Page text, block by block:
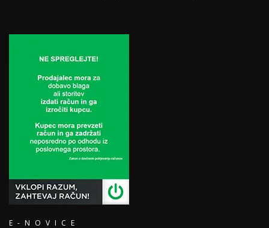
E-NOVICE